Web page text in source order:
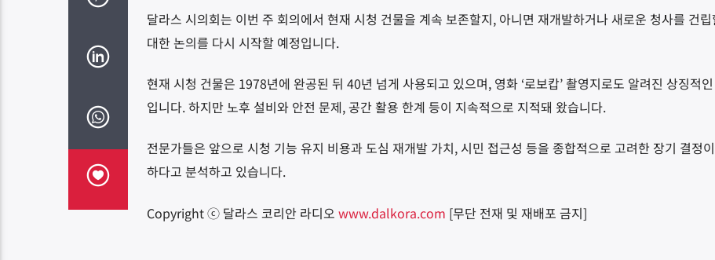
달라스 시의회는 이번 주 회의에서 현재 시청 건물을 계속 보존할지, 아니면 재개발하거나 새로운 청사를 건
대한 논의를 다시 시작할 예정입니다.
현재 시청 건물은 1978년에 완공된 뒤 40년 넘게 사용되고 있으며, 영화 ‘로보캅’ 촬영지로도 알려진 상징적
입니다. 하지만 노후 설비와 안전 문제, 공간 활용 한계 등이 지속적으로 지적돼 왔습니다.
전문가들은 앞으로 시청 기능 유지 비용과 도심 재개발 가치, 시민 접근성 등을 종합적으로 고려한 장기 결정
하다고 분석하고 있습니다.
Copyright ⓒ 달라스 코리안 라디오 www.dalkora.com [무단 전재 및 재배포 금지]